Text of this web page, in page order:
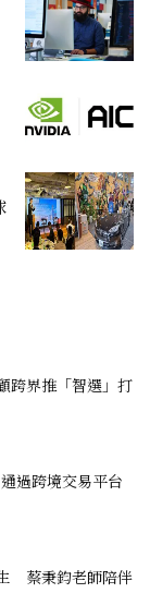
跨界推「智選」打
過跨境交易平台
蔡秉鈞老師陪伴